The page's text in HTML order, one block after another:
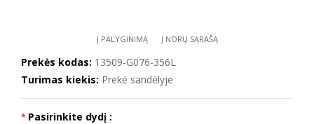
Į PALYGINIMĄ Į NORŲ SĄRAŠĄ
Prekės kodas: 13509-G076-356L
Turimas kiekis: Prekė sandėlyje
Pasirinkite dydį :